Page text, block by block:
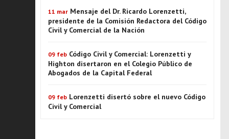
11 mar Mensaje del Dr. Ricardo Lorenzetti,
presidente de la Comisión Redactora del Código
Civil y Comercial de la Nación
09 feb Código Civil y Comercial: Lorenzetti y
Highton disertaron en el Colegio Público de
Abogados de la Capital Federal
09 feb Lorenzetti disertó sobre el nuevo Código
Civil y Comercial